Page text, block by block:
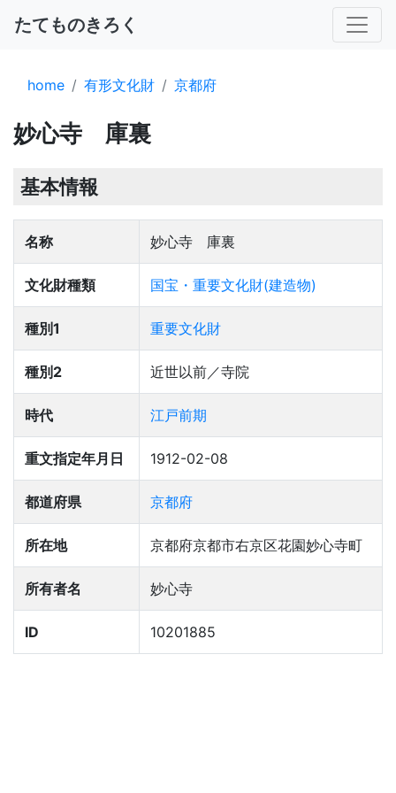
たてものきろく
home 有形文化財 京都府
妙心寺 庫裏
基本情報
名称 妙心寺 庫裏
文化財種類 国宝・重要文化財(建造物)
種別1 重要文化財
種別2 近世以前／寺院
時代 江戸前期
重文指定年月日 1912-02-08
都道府県 京都府
所在地 京都府京都市右京区花園妙心寺町
所有者名 妙心寺
ID 10201885